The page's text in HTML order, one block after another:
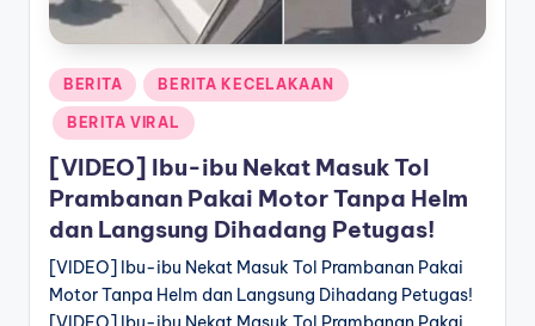
e
k
n
Posted
in
BERITA BERITA KECELAKAAN
BERITA VIRAL
[VIDEO] Ibu-ibu Nekat Masuk Tol
Prambanan Pakai Motor Tanpa Helm
dan Langsung Dihadang Petugas!
[VIDEO] Ibu-ibu Nekat Masuk Tol Prambanan Pakai
Motor Tanpa Helm dan Langsung Dihadang Petugas!